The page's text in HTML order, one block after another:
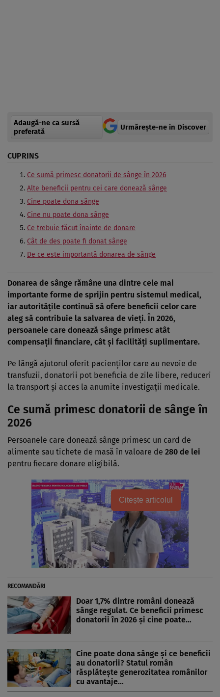
Adaugă-ne ca sursă
preferată
Urmărește-ne in Discover
CUPRINS
Ce sumă primesc donatorii de sânge în 2026
Alte beneficii pentru cei care donează sânge
Cine poate dona sânge
Cine nu poate dona sânge
Ce trebuie făcut înainte de donare
Cât de des poate fi donat sânge
De ce este importantă donarea de sânge
Donarea de sânge rămâne una dintre cele mai
importante forme de sprijin pentru sistemul medical,
iar autoritățile continuă să ofere beneficii celor care
aleg să contribuie la salvarea de vieți. În 2026,
persoanele care donează sânge primesc atât
compensații financiare, cât și facilități suplimentare.
Pe lângă ajutorul oferit pacienților care au nevoie de
transfuzii, donatorii pot beneficia de zile libere, reduceri
la transport și acces la anumite investigații medicale.
Ce sumă primesc donatorii de sânge în
2026
Persoanele care donează sânge primesc un card de
alimente sau tichete de masă în valoare de 280 de lei
pentru fiecare donare eligibilă.
Citește articolul
RECOMANDĂRI
Doar 1,7% dintre români donează
sânge regulat. Ce beneficii primesc
donatorii în 2026 și cine poate…
Cine poate dona sânge și ce beneficii
au donatorii? Statul român
răsplătește generozitatea românilor
cu avantaje…